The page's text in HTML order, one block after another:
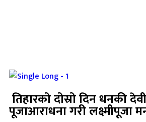
तिहारको दोस्रो दिन धनकी
पूजाआराधना गरी लक्ष्मीपूजा